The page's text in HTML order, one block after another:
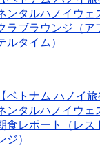
ンタルハノイウ
ラブラウンジ（ア
ルタイム）
【ベトナム ハノイ
ンタルハノイウ
食レポート（レス
ジ）